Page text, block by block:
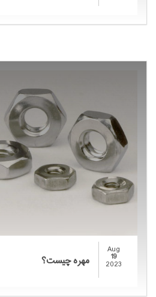
Aug
19
2023 مهره چیست؟